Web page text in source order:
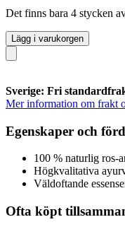
Det finns bara 4 stycken
Lägg i varukorgen
Sverige: Fri
Mer information om frakt
Egenskaper och
100 % naturlig ros-
Högkvalitativa
Väldoftande
Ofta köpt